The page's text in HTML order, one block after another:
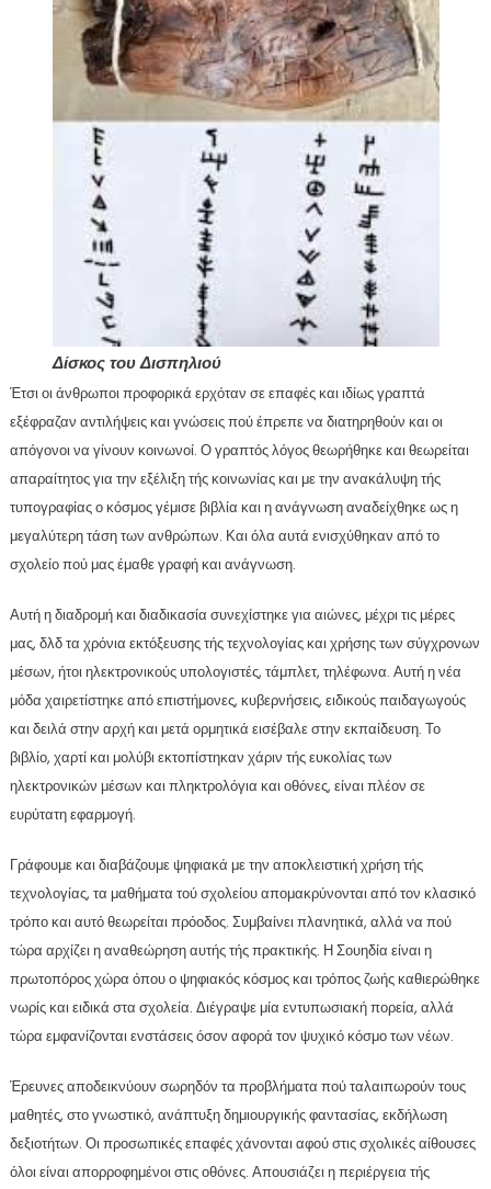
Δίσκος του Δισπηλιού
Έτσι οι άνθρωποι προφορικά ερχόταν σε επαφές και ιδίως γραπτά
εξέφραζαν αντιλήψεις και γνώσεις πού έπρεπε να διατηρηθούν και οι
απόγονοι να γίνουν κοινωνοί. Ο γραπτός λόγος θεωρήθηκε και θεωρείται
απαραίτητος για την εξέλιξη τής κοινωνίας και με την ανακάλυψη τής
τυπογραφίας ο κόσμος γέμισε βιβλία και η ανάγνωση αναδείχθηκε ως η
μεγαλύτερη τάση των ανθρώπων. Και όλα αυτά ενισχύθηκαν από το
σχολείο πού μας έμαθε γραφή και ανάγνωση.
Αυτή η διαδρομή και διαδικασία συνεχίστηκε για αιώνες, μέχρι τις μέρες
μας, δλδ τα χρόνια εκτόξευσης τής τεχνολογίας και χρήσης των σύγχρονων
μέσων, ήτοι ηλεκτρονικούς υπολογιστές, τάμπλετ, τηλέφωνα. Αυτή η νέα
μόδα χαιρετίστηκε από επιστήμονες, κυβερνήσεις, ειδικούς παιδαγωγούς
και δειλά στην αρχή και μετά ορμητικά εισέβαλε στην εκπαίδευση. Το
βιβλίο, χαρτί και μολύβι εκτοπίστηκαν χάριν τής ευκολίας των
ηλεκτρονικών μέσων και πληκτρολόγια και οθόνες, είναι πλέον σε
ευρύτατη εφαρμογή.
Γράφουμε και διαβάζουμε ψηφιακά με την αποκλειστική χρήση τής
τεχνολογίας, τα μαθήματα τού σχολείου απομακρύνονται από τον κλασικό
τρόπο και αυτό θεωρείται πρόοδος. Συμβαίνει πλανητικά, αλλά να πού
τώρα αρχίζει η αναθεώρηση αυτής τής πρακτικής. Η Σουηδία είναι η
πρωτοπόρος χώρα όπου ο ψηφιακός κόσμος και τρόπος ζωής καθιερώθηκε
νωρίς και ειδικά στα σχολεία. Διέγραψε μία εντυπωσιακή πορεία, αλλά
τώρα εμφανίζονται ενστάσεις όσον αφορά τον ψυχικό κόσμο των νέων.
Έρευνες αποδεικνύουν σωρηδόν τα προβλήματα πού ταλαιπωρούν τους
μαθητές, στο γνωστικό, ανάπτυξη δημιουργικής φαντασίας, εκδήλωση
δεξιοτήτων. Οι προσωπικές επαφές χάνονται αφού στις σχολικές αίθουσες
όλοι είναι απορροφημένοι στις οθόνες. Απουσιάζει η περιέργεια τής